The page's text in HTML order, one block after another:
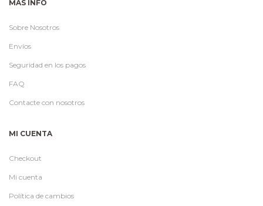
MAS INFO
Sobre Nosotros
Envíos
Seguridad en los pagos
FAQ
Contacte con nosotros
MI CUENTA
Checkout
Mi cuenta
Política de cambios